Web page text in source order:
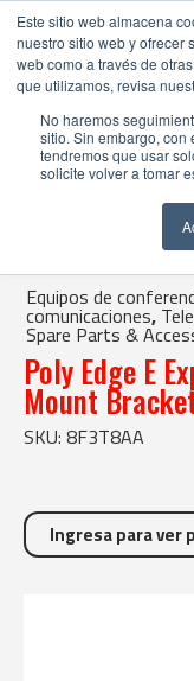
Este sitio web almacena
nuestro sitio web y ofrecer
web como a través de
que utilizamos, revisa
No haremos
sitio. Sin embargo, con
tendremos que usar
solicite volver a tomar
Spare Parts &
| Poly Edge E
Equipos de
comunicaciones,
Spare Parts &
Poly Edge E
Mount
SKU: 8F3T8AA
Ingresa para ver